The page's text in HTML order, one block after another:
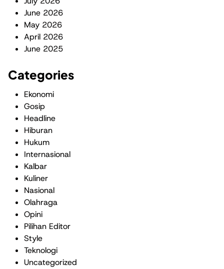
June 2026
May 2026
April 2026
June 2025
Categories
Ekonomi
Gosip
Headline
Hiburan
Hukum
Internasional
Kalbar
Kuliner
Nasional
Olahraga
Opini
Pilihan Editor
Style
Teknologi
Uncategorized